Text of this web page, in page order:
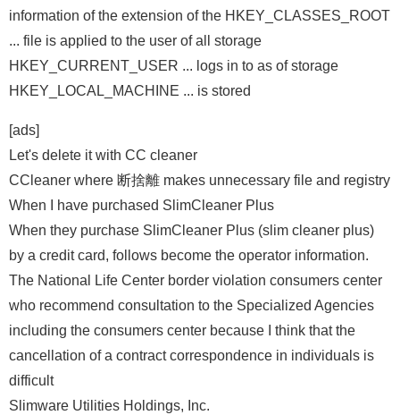
information of the extension of the HKEY_CLASSES_ROOT
... file is applied to the user of all storage
HKEY_CURRENT_USER ... logs in to as of storage
HKEY_LOCAL_MACHINE ... is stored
[ads]
Let's delete it with CC cleaner
CCleaner where 断捨離 makes unnecessary file and registry
When I have purchased SlimCleaner Plus
When they purchase SlimCleaner Plus (slim cleaner plus)
by a credit card, follows become the operator information.
The National Life Center border violation consumers center
who recommend consultation to the Specialized Agencies
including the consumers center because I think that the
cancellation of a contract correspondence in individuals is
difficult
Slimware Utilities Holdings, Inc.